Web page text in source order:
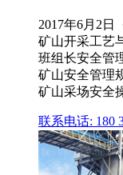
2017年6月2
矿山开采工艺
班组长安全管
矿山安全管理
矿山采场安全
联系电话: 180